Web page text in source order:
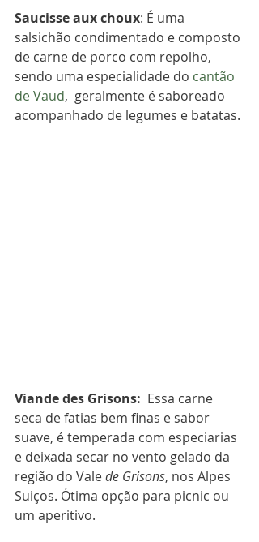
Saucisse aux choux: É uma
salsichão condimentado e composto
de carne de porco com repolho,
sendo uma especialidade do cantão
de Vaud,
  geralmente é saboreado
acompanhado de legumes e batatas.
Viande des Grisons:
  Essa carne
seca de fatias bem finas e sabor
suave, é temperada com especiarias
e deixada secar no vento gelado da
região do Vale de Grisons, nos Alpes
Suiços. Ótima opção para picnic ou
um aperitivo.